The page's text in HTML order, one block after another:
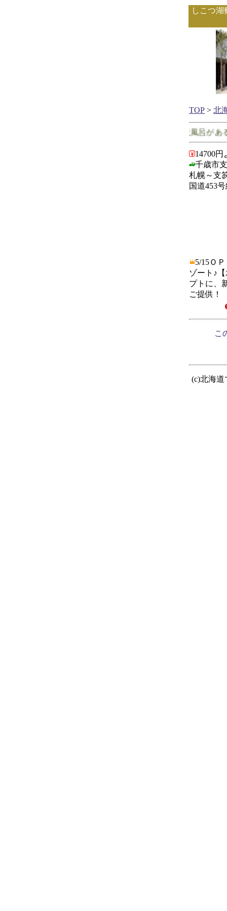
しこつ
TOP > 北
北海道で客室に露天風呂があ
14700円
千歳市
札幌～支
国道453
5/15Ｏ
ゾート♪
プトに、
ご提供！
こ
(c)北海